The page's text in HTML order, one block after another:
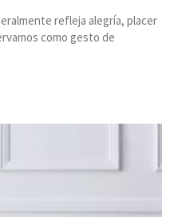
refleja alegría, placer
como gesto de